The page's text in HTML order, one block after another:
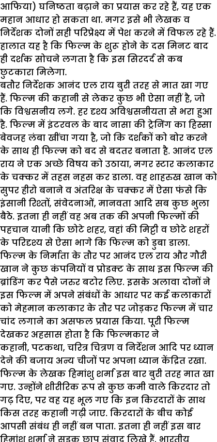
आफिया) घनिष्ठता बढ़ाने का प्रयास कर रहे हैं, यह एक
महान आधार हो सकता था. मगर इसे भी लेखक व
निर्देशक दोनों सही परिप्रेक्ष्य में पेश करने में विफल रहे हैं.
हालात यह है कि फिल्म के शुरू होने के दस मिनट बाद
ही दर्शक सोचने लगता है कि इस सिरदर्द से कब
छुटकारा मिलेगा.
बतौर निर्देशक आनंद एल राय बुरी तरह से मात खा गए
हैं. फिल्म की कहानी से लेकर कुछ भी ऐसा नहीं है, जो
कि विश्वसनीय लगे. हर दृश्य अविश्वसनीयता से भरा हुआ
है. फिल्म में इंटरवल के बाद नासा की ट्रेनिंग का हिस्सा
बेवजह लंबा खींचा गया है, जो कि दर्शकों को बोर करने
के साथ ही फिल्म को बद से बदतर बनाता है. आनंद एल
राय ने एक अच्छे विषय को उठाया, मगर स्टार कलाकार
के चक्कर में तहस नहस कर डाला. वह शाहरुख खान को
सुपर हीरो बनाने व अंतरिक्ष के चक्कर में ऐसा फंसे कि
इंसानी रिश्तों, संवेदनाओं, मानवता आदि सब कुछ भुला
बैठे. इतना ही नहीं वह अब तक की अपनी फिल्मों की
पहचान यानी कि छोटे शहर, वहां की मिट्टी व छोटे शहरों
के परिदृश्य से ऐसा भागे कि फिल्म को डुबा डाला.
फिल्म के निर्माता के तौर पर आनंद एल राय और गौरी
खान ने कुछ कंपनियों व प्रोडक्ट के साथ इस फिल्म की
ब्रांडिंग कर पैसे जरुर बटोर लिए. इसके अलावा दोनों ने
इस फिल्म में अपने संबंधों के आधार पर कई कलाकारों
को मेहमान कलाकार के तौर पर जोड़कर फिल्म में चार
चांद लगाने का असफल प्रयास किया. पूरी फिल्म
देखकर अहसास होता है कि फिल्मकार ने
कहानी, पटकथा, चरित्र चित्रण व निर्देशन आदि पर ध्यान
देने की बजाय अन्य चीजों पर अपना ध्यान केंद्रित रखा.
फिल्म के लेखक हिमांशु शर्मा इस बार बुरी तरह मात खा
गए. उन्होंने शीरीरिक रूप से कुछ कमी वाले किरदार तो
गढ़ दिए, पर वह यह भूल गए कि इन किरदारों के साथ
किस तरह कहानी गढ़ी जाए. किरदारों के बीच कोई
आपसी संबंध ही नहीं बन पाता. इतना ही नहीं इस बार
हिमांशु शर्मा ने सड़क छाप संवाद लिखे हैं. भारतीय